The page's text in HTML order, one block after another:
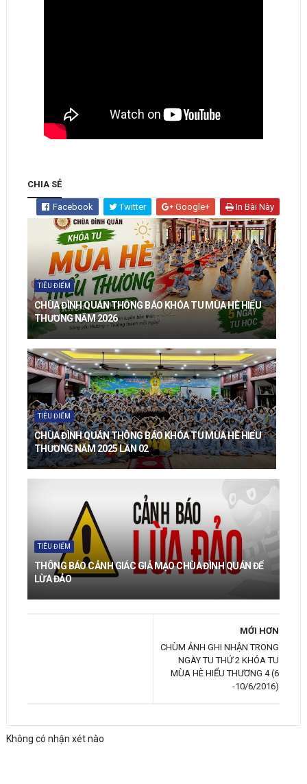
CHIA SẺ
Facebook Twitter Google+ In Bài Này
TIÊU ĐIỂM
CHÙA ĐÌNH QUÁN THÔNG BÁO KHÓA TU MÙA HÈ HIỂU
THƯƠNG NĂM 2026
TIÊU ĐIỂM
CHÙA ĐÌNH QUÁN THÔNG BÁO KHÓA TU MÙA HÈ HIỂU
THƯƠNG NĂM 2025 LẦN 02
TIÊU ĐIỂM
THÔNG BÁO CẢNH GIÁC GIẢ MẠO CHÙA ĐÌNH QUÁN ĐỂ
LỪA ĐẢO
MỚI HƠN
CHÙM ẢNH GHI NHẬN TRONG
NGÀY TU THỨ 2 KHÓA TU
MÙA HÈ HIỂU THƯƠNG 4 (6
-10/6/2016)
Không có nhận xét nào